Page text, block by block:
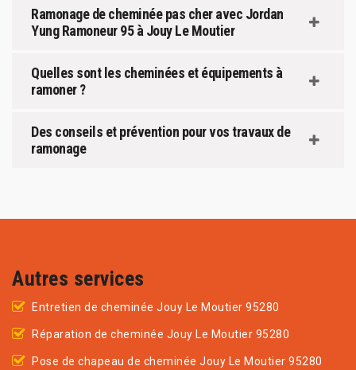
Ramonage de cheminée pas cher avec Jordan
Yung Ramoneur 95 à Jouy Le Moutier
Quelles sont les cheminées et équipements à
ramoner ?
Des conseils et prévention pour vos travaux de
ramonage
Autres services
Entretien de cheminée Jouy Le Moutier 95280
Réparation de cheminée Jouy Le Moutier 95280
Pose de chapeau de cheminée Jouy Le Moutier 95280